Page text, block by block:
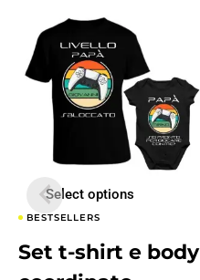
Select options
BESTSELLERS
Set t-shirt e body